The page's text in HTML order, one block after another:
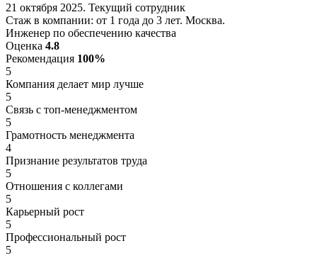
21 октября 2025. Текущий сотрудник
Стаж в компании: от 1 года до 3 лет. Москва.
Инженер по обеспечению качества
Оценка 4.8
Рекомендация 100%
5
Компания делает мир лучше
5
Связь с топ-менеджментом
5
Грамотность менеджмента
4
Признание результатов труда
5
Отношения с коллегами
5
Карьерный рост
5
Профессиональный рост
5